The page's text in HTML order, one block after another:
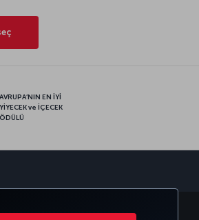
AVRUPA’NIN EN İYİ
YİYECEK ve İÇECEK
ÖDÜLÜ